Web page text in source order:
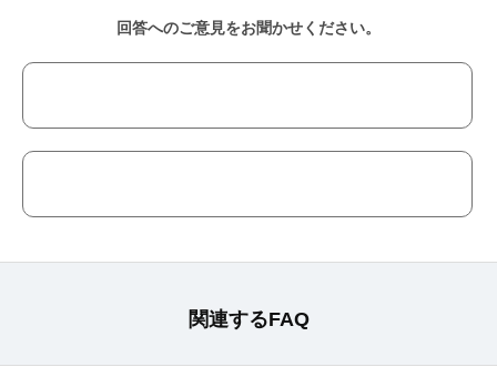
回答へのご意見をお聞かせください。
関連するFAQ